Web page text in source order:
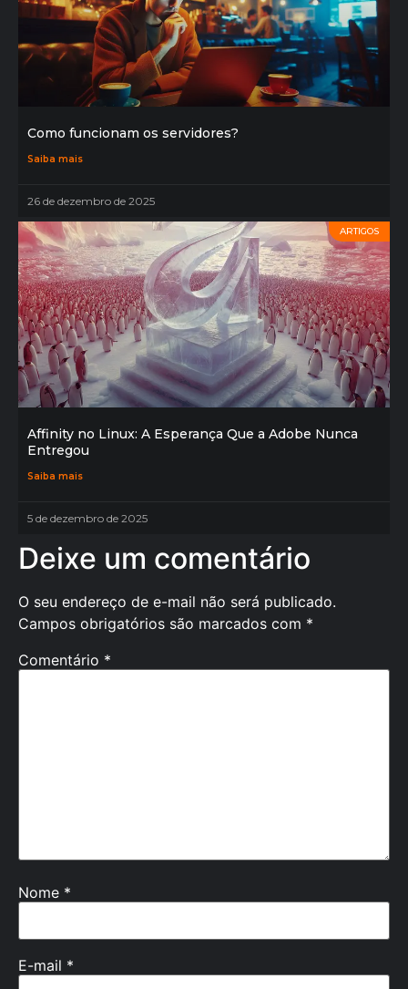
Como funcionam os servidores?
Saiba mais
26 de dezembro de 2025
ARTIGOS
Affinity no Linux: A Esperança Que a Adobe Nunca
Entregou
Saiba mais
5 de dezembro de 2025
Deixe um comentário
O seu endereço de e-mail não será publicado.
Campos obrigatórios são marcados com *
Comentário *
Nome *
E-mail *